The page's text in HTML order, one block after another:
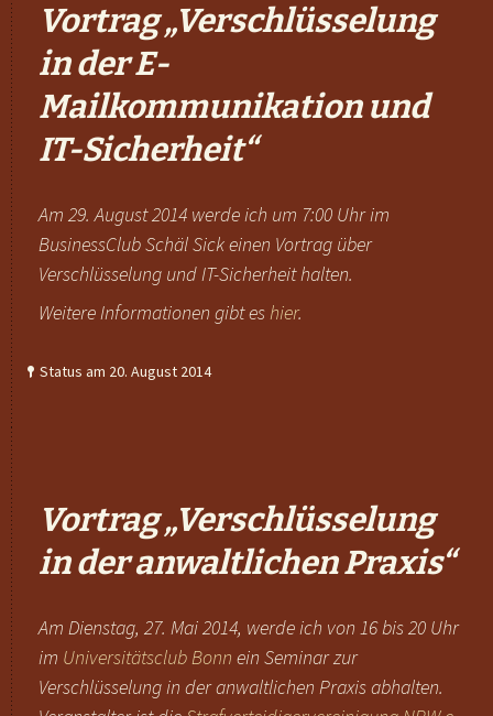
Vortrag „Verschlüsselung
in der E-
Mailkommunikation und
IT-Sicherheit“
Am 29. August 2014 werde ich um 7:00 Uhr im
BusinessClub Schäl Sick einen Vortrag über
Verschlüsselung und IT-Sicherheit halten.
Weitere Informationen gibt eshier.
Status am 20. August 2014
Vortrag „Verschlüsselung
in der anwaltlichen Praxis“
Am Dienstag, 27. Mai 2014, werde ich von 16 bis 20 Uhr
im Universitätsclub Bonn ein Seminar zur
Verschlüsselung in der anwaltlichen Praxis abhalten.